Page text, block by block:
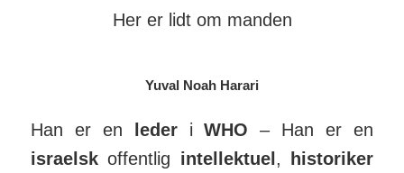
Her er lidt om manden
Yuval Noah Harari
Han er en lederiWHO – Han er en
israelsk offentlig intel­lek­­tuel ,
histo­riker